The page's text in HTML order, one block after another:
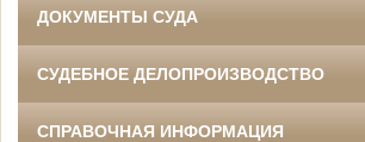
ДОКУМЕНТЫ СУДА
СУДЕБНОЕ ДЕЛОПРОИЗВОДСТВО
СПРАВОЧНАЯ ИНФОРМАЦИЯ